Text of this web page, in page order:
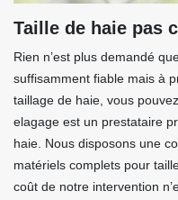
Taille de haie pas
Rien n’est plus demandé
suffisamment fiable mais à
taillage de haie, vous
elagage est un prestataire
haie. Nous disposons une
matériels complets pour
coût de notre intervention